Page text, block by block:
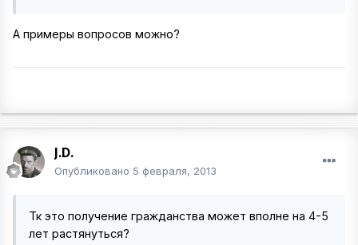
А примеры вопросов можно?
J.D.
Опубликовано 5 февраля, 2013
Тк это получение гражданства может вполне на 4-5
лет растянуться?